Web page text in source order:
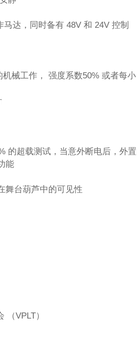
达，同时备有 48V 和 24V 控制
械工作， 强度系数50% 或者每小
的超载测试，当意外断电后，外置
能
舞台葫芦中的可见性
（VPLT）